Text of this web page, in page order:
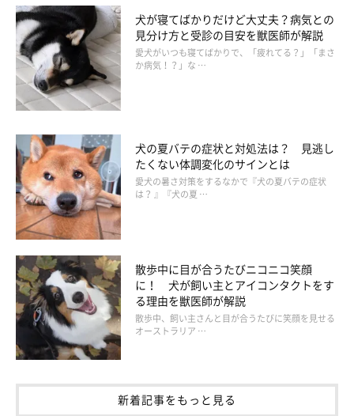
慢ができたり、自分から頑張って挑戦する機会が増えたりした場
合、絆が深まっている証になります。
見守ることも大切
苦手なものなどに近づこうとしているときは、そばにいて見守り
ましょう。愛犬を驚かせてしまうことがあるので、声掛けはなし
でOK。
愛犬が「怖いけれど、無理だったら飼い主さんのところに行けば
いい」と思えるように、逃げ込める場所として、そばで見守りま
犬が寝てばかりだけど大丈夫？病気との
見分け方と受診の目安を獣医師が解説
愛犬がいつも寝てばかりで、「疲れてる？」「まさ
か病気！？」な …
犬の夏バテの症状と対処法は？ 見逃し
たくない体調変化のサインとは
愛犬の暑さ対策をするなかで『犬の夏バテの症状
は？ 』『犬の夏 …
散歩中に目が合うたびニコニコ笑顔
に！ 犬が飼い主とアイコンタクトをす
る理由を獣医師が解説
散歩中、飼い主さんと目が合うたびに笑顔を見せる
オーストラリア …
新着記事をもっと見る